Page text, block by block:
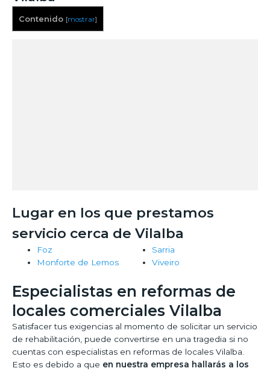
Contenido [mostrar]
Lugar en los que prestamos
servicio cerca de Vilalba
Foz
Monforte de Lemos
Sarria
Viveiro
Especialistas en reformas de
locales comerciales Vilalba
Satisfacer tus exigencias al momento de solicitar un servicio
de rehabilitación, puede convertirse en una tragedia si no
cuentas con especialistas en reformas de locales Vilalba.
Esto es debido a que en nuestra empresa hallarás a los